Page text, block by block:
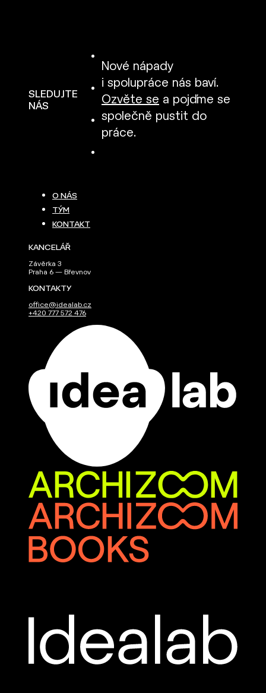
SLEDUJTE
NÁS
Nové nápady
i spolupráce nás baví.
Ozvěte se a pojďme se
společně pustit do
práce.
O NÁS
TÝM
KONTAKT
KANCELÁŘ
Závěrka 3
Praha 6 — Břevnov
KONTAKTY
office@idealab.cz
+420 777 572 476